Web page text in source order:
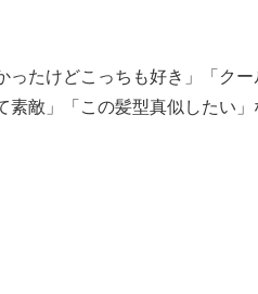
ったけどこっちも好き」「ク
素敵」「この髪型真似したい